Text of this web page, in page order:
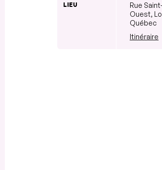
LIEU
Rue
Ouest,
Québec
Itinéraire